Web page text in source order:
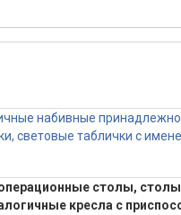
набивные
световые таблички с
столы,
кресла с